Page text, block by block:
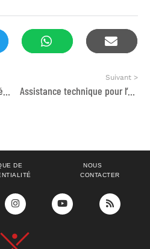
Suivant >
Assistance technique pour l’appui à la réalisation de la composante de communication pour le développement du programme Taghyir
DE
NOUS
CONTACTER